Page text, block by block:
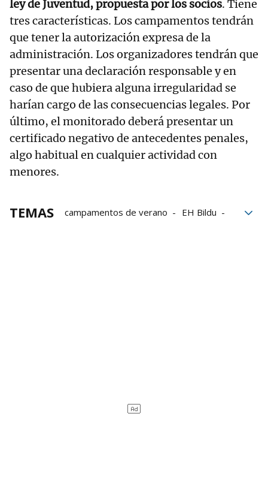
ley de Juventud, propuesta por los socios. Tiene
tres características. Los campamentos tendrán
que tener la autorización expresa de la
administración. Los organizadores tendrán que
presentar una declaración responsable y en
caso de que hubiera alguna irregularidad se
harían cargo de las consecuencias legales. Por
último, el monitorado deberá presentar un
certificado negativo de antecedentes penales,
algo habitual en cualquier actividad con
menores.
TEMAS campamentos de verano
EH Bildu